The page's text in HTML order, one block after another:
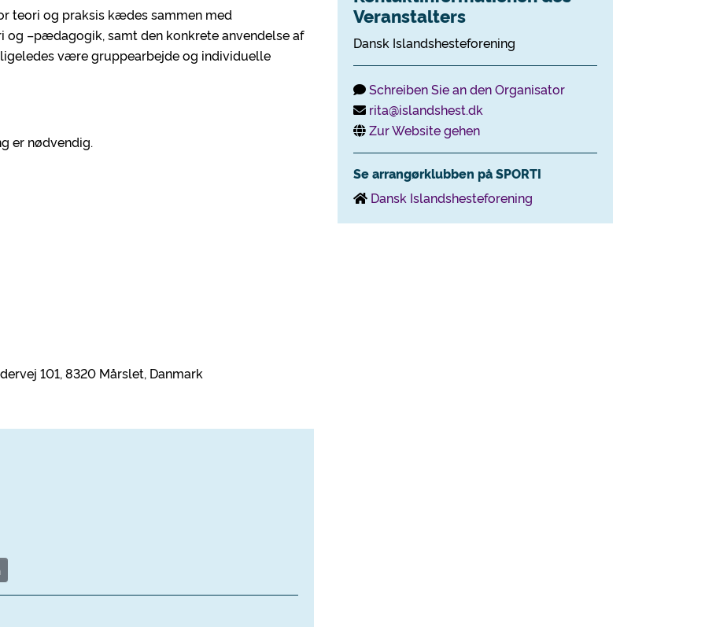
teori og praksis kædes sammen med
–pædagogik, samt den konkrete anvendelse af
være gruppearbejde og individuelle
er nødvendig.
101, 8320 Mårslet, Danmark
Veranstalters
Dansk Islandshesteforening
Schreiben Sie an den Organisator
rita@islandshest.dk
Zur Website gehen
Se arrangørklubben på SPORTI
Dansk Islandshesteforening